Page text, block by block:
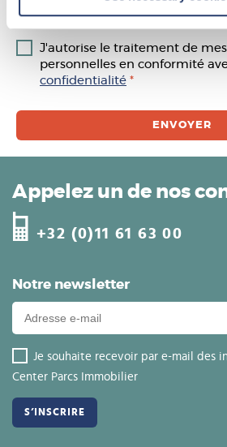
Abonnez-vous à la newsletter
J'autorise le traitement de
personnelles en conformité
confidentialité
Notre newsletter
Je souhaite recevoir par e-mail des
Center Parcs Immobilier
Appelez un de nos
+32 (0)11 61 63 00